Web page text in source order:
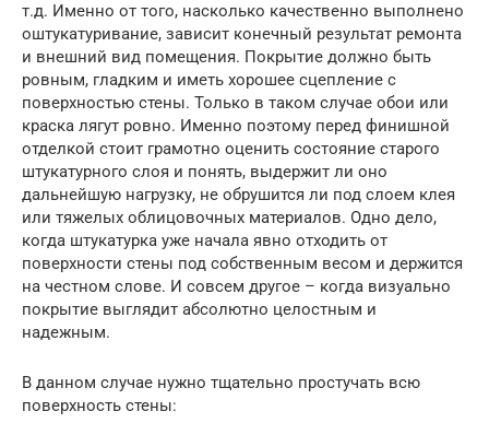
т.д. Именно от того, насколько качественно выполнено
оштукатуривание, зависит конечный результат ремонта
и внешний вид помещения. Покрытие должно быть
ровным, гладким и иметь хорошее сцепление с
поверхностью стены. Только в таком случае обои или
краска лягут ровно. Именно поэтому перед финишной
отделкой стоит грамотно оценить состояние старого
штукатурного слоя и понять, выдержит ли оно
дальнейшую нагрузку, не обрушится ли под слоем клея
или тяжелых облицовочных материалов. Одно дело,
когда штукатурка уже начала явно отходить от
поверхности стены под собственным весом и держится
на честном слове. И совсем другое – когда визуально
покрытие выглядит абсолютно целостным и
надежным.
В данном случае нужно тщательно простучать всю
поверхность стены: